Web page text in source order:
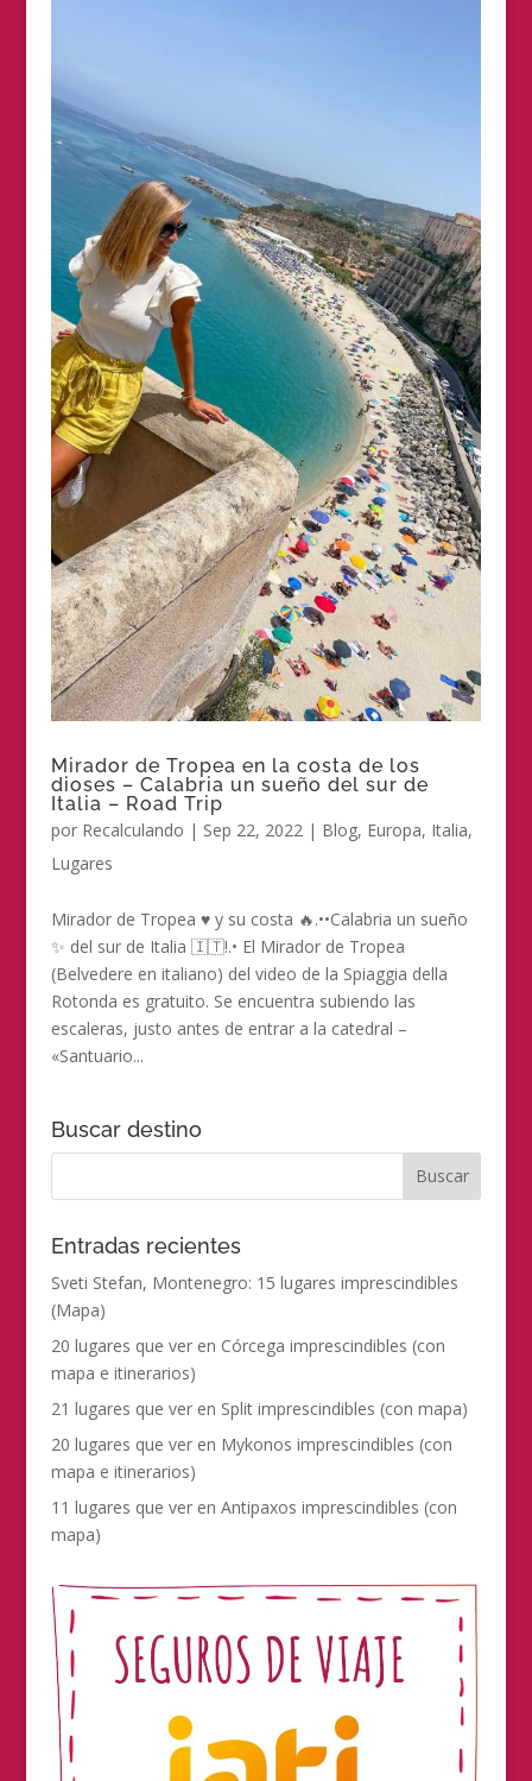
Mirador de Tropea en la costa de los
dioses – Calabria un sueño del sur de
Italia – Road Trip
por Recalculando | Sep 22, 2022 | Blog, Europa, Italia,
Lugares
Mirador de Tropea ♥️ y su costa 🔥.••Calabria un sueño
✨ del sur de Italia 🇮🇹!.• El Mirador de Tropea
(Belvedere en italiano) del video de la Spiaggia della
Rotonda es gratuito. Se encuentra subiendo las
escaleras, justo antes de entrar a la catedral –
«Santuario...
Buscar destino
Entradas recientes
Sveti Stefan, Montenegro: 15 lugares imprescindibles
(Mapa)
20 lugares que ver en Córcega imprescindibles (con
mapa e itinerarios)
21 lugares que ver en Split imprescindibles (con mapa)
20 lugares que ver en Mykonos imprescindibles (con
mapa e itinerarios)
11 lugares que ver en Antipaxos imprescindibles (con
mapa)